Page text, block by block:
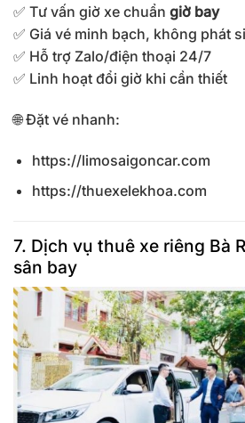
✅ Tư vấn giờ xe chuẩn giờ bay
✅ Giá vé minh bạch, không phát
✅ Hỗ trợ Zalo/điện thoại 24/7
✅ Linh hoạt đổi giờ khi cần thiết
🌐 Đặt vé nhanh:
https://limosaigoncar.com
https://thuexelekhoa.com
7. Dịch vụ thuê xe riêng Bà
sân bay